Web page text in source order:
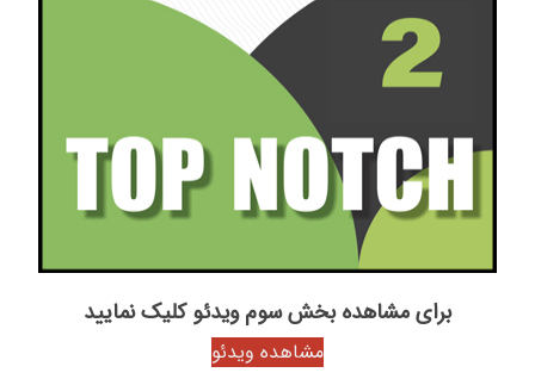
برای مشاهده بخش سوم ویدئو کلیک نمایید
مشاهده ویدئو